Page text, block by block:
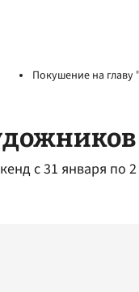
Покушение на главу
с 31 января по